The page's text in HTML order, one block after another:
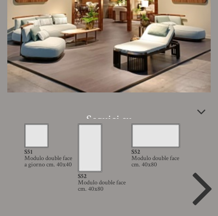
S51
Modulo double face
a giorno cm. 40x40
S52
Modulo double face
cm. 40x80
S52
Modulo double face
cm. 40x80
Seguici su
Area riservata Modelli 3D